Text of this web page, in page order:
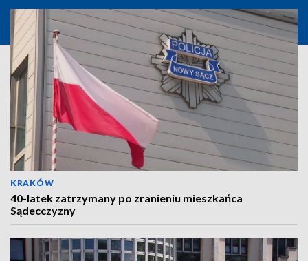
KRAKÓW
40-latek zatrzymany po zranieniu mieszkańca
Sądecczyzny